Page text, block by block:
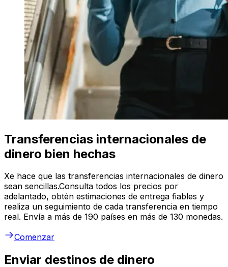
Transferencias internacionales de
dinero bien hechas
Xe hace que las transferencias internacionales de dinero
sean sencillas.Consulta todos los precios por
adelantado, obtén estimaciones de entrega fiables y
realiza un seguimiento de cada transferencia en tiempo
real. Envía a más de 190 países en más de 130 monedas.
Comenzar
Enviar destinos de dinero